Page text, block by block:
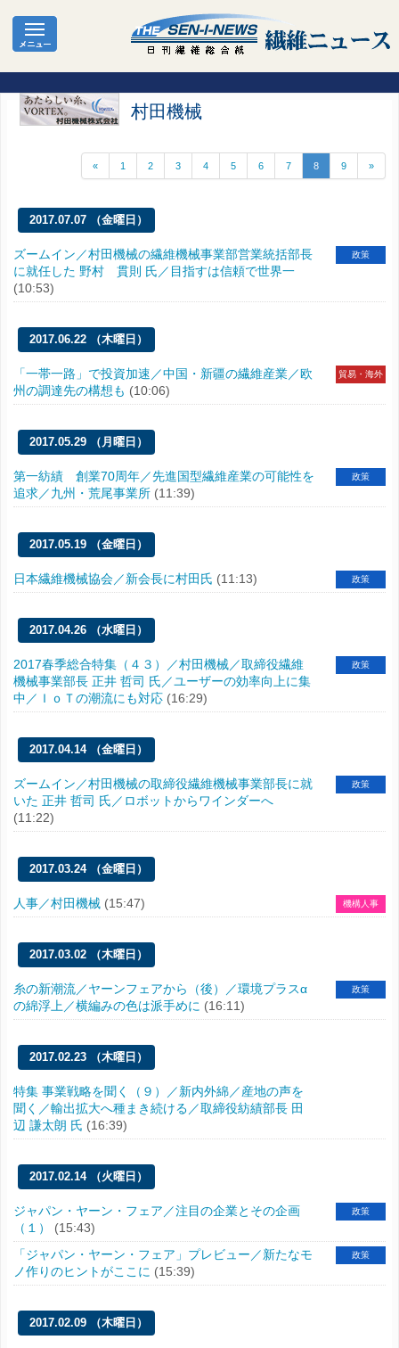
村田機械
« 1 2 3 4 5 6 7 8 9 »
2017.07.07 （金曜日）
ズームイン／村田機械の繊維機械事業部営業統括部長
に就任した 野村 貫則 氏／目指すは信頼で世界一
(10:53)
政策
2017.06.22 （木曜日）
「一帯一路」で投資加速／中国・新疆の繊維産業／欧
州の調達先の構想も (10:06)
貿易・海外
2017.05.29 （月曜日）
第一紡績 創業70周年／先進国型繊維産業の可能性を
追求／九州・荒尾事業所 (11:39)
政策
2017.05.19 （金曜日）
日本繊維機械協会／新会長に村田氏 (11:13) 政策
2017.04.26 （水曜日）
2017春季総合特集（４３）／村田機械／取締役繊維
機械事業部長 正井 哲司 氏／ユーザーの効率向上に集
中／ＩｏＴの潮流にも対応 (16:29)
政策
2017.04.14 （金曜日）
ズームイン／村田機械の取締役繊維機械事業部長に就
いた 正井 哲司 氏／ロボットからワインダーへ
(11:22)
政策
2017.03.24 （金曜日）
人事／村田機械 (15:47) 機構人事
2017.03.02 （木曜日）
糸の新潮流／ヤーンフェアから（後）／環境プラスα
の綿浮上／横編みの色は派手めに (16:11)
政策
2017.02.23 （木曜日）
特集 事業戦略を聞く（９）／新内外綿／産地の声を
聞く／輸出拡大へ種まき続ける／取締役紡績部長 田
辺 謙太朗 氏 (16:39)
2017.02.14 （火曜日）
ジャパン・ヤーン・フェア／注目の企業とその企画
（１）
(15:43)
政策
「ジャパン・ヤーン・フェア」プレビュー／新たなモ
ノ作りのヒントがここに (15:39)
政策
2017.02.09 （木曜日）